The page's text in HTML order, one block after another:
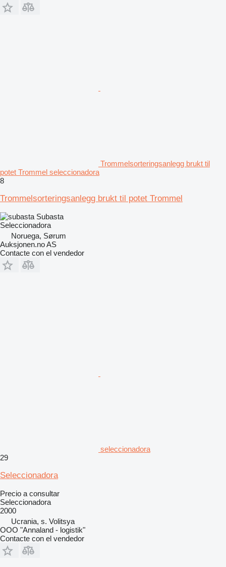
Trommelsorteringsanlegg brukt til
potet Trommel seleccionadora
8
Trommelsorteringsanlegg brukt til potet Trommel
Subasta
Seleccionadora
Noruega, Sørum
Auksjonen.no AS
Contacte con el vendedor
seleccionadora
29
Seleccionadora
Precio a consultar
Seleccionadora
2000
Ucrania, s. Volitsya
OOO "Annaland - logistik"
Contacte con el vendedor